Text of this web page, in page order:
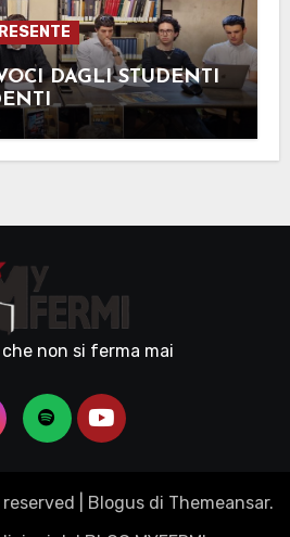
DAGLI STUDENTI
che non si ferma mai
Blogusdi Themeansar.